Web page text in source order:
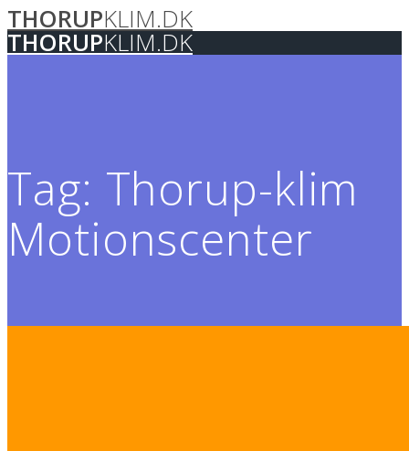
Skip
to
content
THORUPKLIM.DK
THORUPKLIM.DK
Tag: Thorup-klim
Motionscenter